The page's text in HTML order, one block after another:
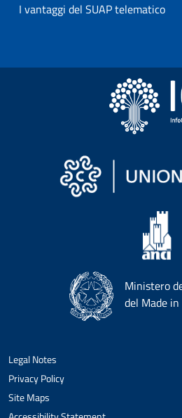
I vantaggi del SUAP telematico
Ministero
del Made
Legal Notes
Privacy Policy
Site Maps